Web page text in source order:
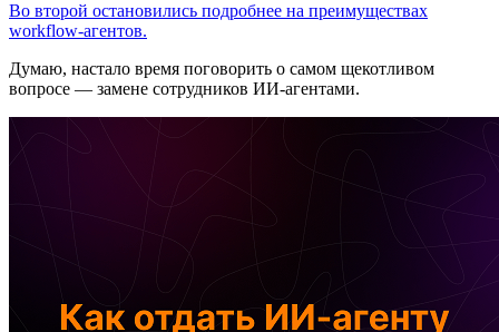
Во второй остановились подробнее на преимуществах
workflow-агентов.
Думаю, настало время поговорить о самом щекотливом
вопросе — замене сотрудников ИИ-агентами.